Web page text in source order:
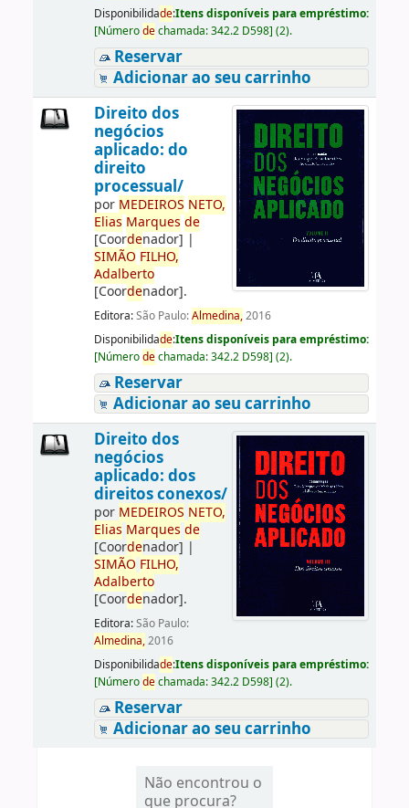
Disponibilidade:Itens disponíveis para empréstimo:
[Númerodechamada:342.2 D598] (2).
Reservar
Adicionar ao seu carrinho
Direito dos
negócios
aplicado: do
direito
processual/
por MEDEIROS NETO,
Elias Marques de
[Coordenador] |
SIMÃO FILHO,
Adalberto
[Coordenador].
Editora:São Paulo:Almedina,2016
Disponibilidade:Itens disponíveis para empréstimo:
[Númerodechamada:342.2 D598] (2).
Reservar
Adicionar ao seu carrinho
Direito dos
negócios
aplicado: dos
direitos conexos/
por MEDEIROS NETO,
Elias Marques de
[Coordenador] |
SIMÃO FILHO,
Adalberto
[Coordenador].
Editora:São Paulo:
Almedina,2016
Disponibilidade:Itens disponíveis para empréstimo:
[Númerodechamada:342.2 D598] (2).
Reservar
Adicionar ao seu carrinho
Não encontrou o
que procura?